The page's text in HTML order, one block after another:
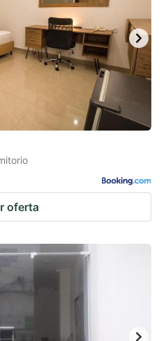
oferta